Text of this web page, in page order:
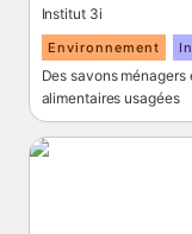
Institut 3i
Environnement
Des savons ménagers
alimentaires usagées
Tour Letan Sin Pol